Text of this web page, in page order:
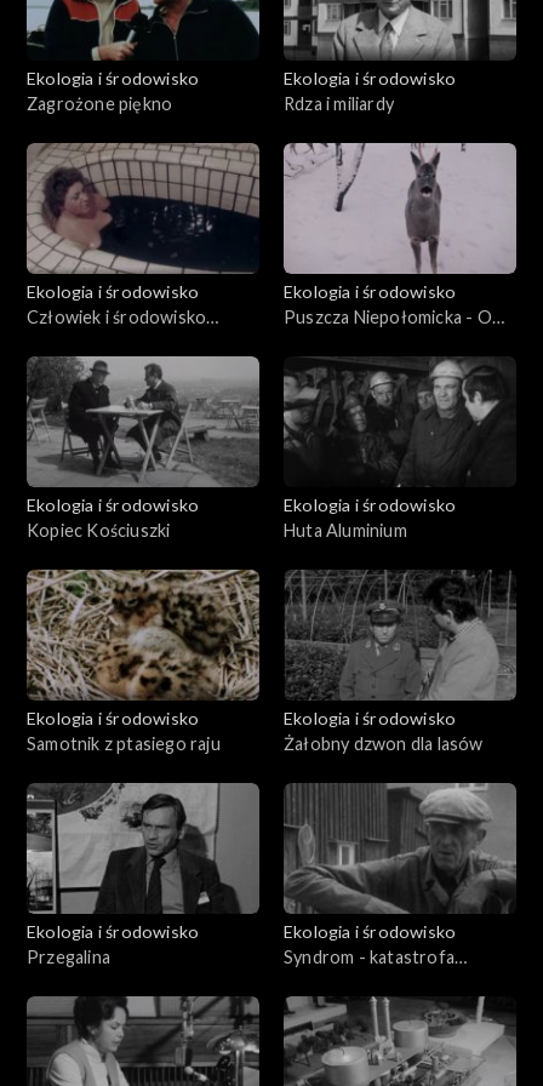
Ekologia i środowisko
Zagrożone piękno
Ekologia i środowisko
Rdza i miliardy
Ekologia i środowisko
Człowiek i środowisko
Ekologia i środowisko
Puszcza Niepołomicka - O
Ekologia i środowisko
Kopiec Kościuszki
Ekologia i środowisko
Huta Aluminium
Ekologia i środowisko
Samotnik z ptasiego raju
Ekologia i środowisko
Żałobny dzwon dla lasów
Ekologia i środowisko
Przegalina
Ekologia i środowisko
Syndrom - katastrofa